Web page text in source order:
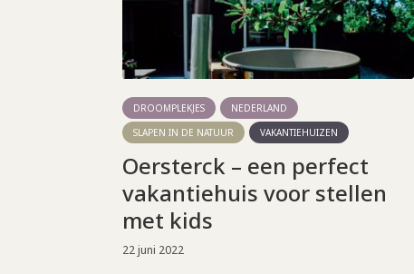
DROOMPLEKJES
NEDERLAND
SLAPEN IN DE NATUUR
VAKANTIEHUIZEN
Oersterck – een perfect
vakantiehuis voor stellen
met kids
22 juni 2022